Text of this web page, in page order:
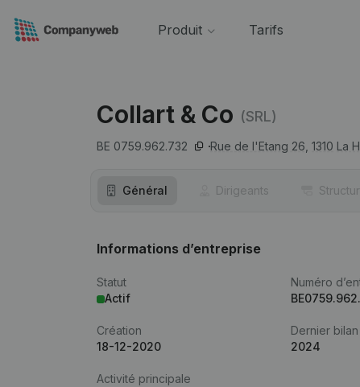
Produit Tarifs
Collart & Co (SRL)
BE 0759.962.732 Rue de l'Etang 26, 1310 La
Général Dirigeants
Informations d’entreprise
Statut
Actif
Numéro
Création
18-12-2020
Dernier bilan
2024
Activité principale